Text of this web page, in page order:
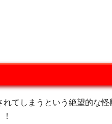
てしまうという絶望的な怪